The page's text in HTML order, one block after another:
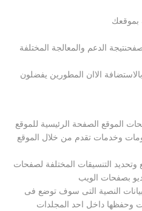
بموقعك
الدعم والمعالجة المختلفة
الاان المطورين يفضلون
الموقع الصفحة الرئيسية للموقع
وخدمات تقدم من خلال الموقع
التنسيقات المختلفة لصفحات
بصفحات الويب
النصية التى سوف توضع فى
داخل احد المجلدات